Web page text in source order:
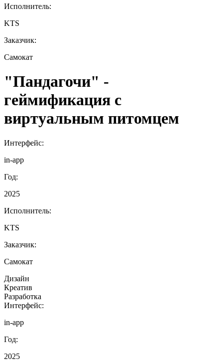
Исполнитель:
KTS
Заказчик:
Самокат
"Пандагочи" -
геймификация с
виртуальным питомцем
Интерфейс:
in-app
Год:
2025
Исполнитель:
KTS
Заказчик:
Самокат
Дизайн
Креатив
Разработка
Интерфейс:
in-app
Год:
2025